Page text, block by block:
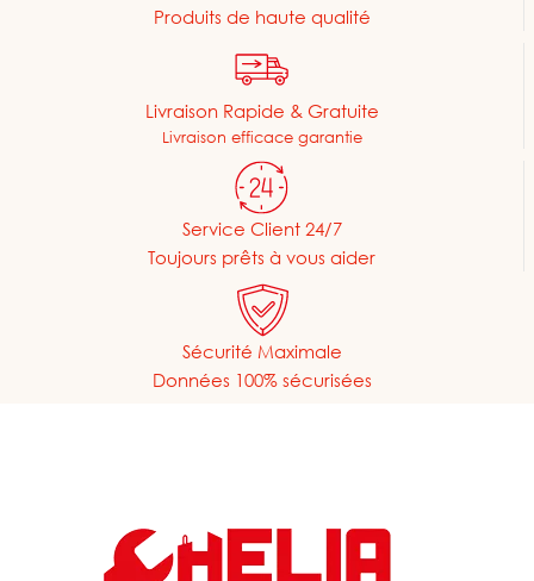
Produits de haute qualité
Livraison Rapide & Gratuite
Livraison efficace garantie
Service Client 24/7
Toujours prêts à vous aider
Sécurité Maximale
Données 100% sécurisées